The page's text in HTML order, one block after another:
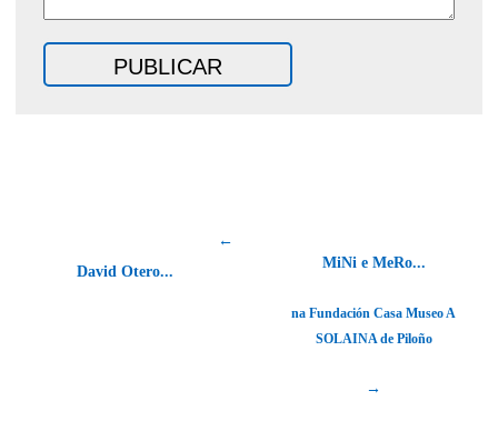
←
David Otero...
MiNi e MeRo...
na Fundación Casa Museo A
SOLAINA de Piloño
→